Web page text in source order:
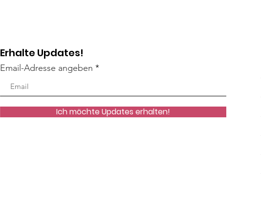
Erhalte Updates!
Email-Adresse angeben
Ich möchte Updates erhalten!